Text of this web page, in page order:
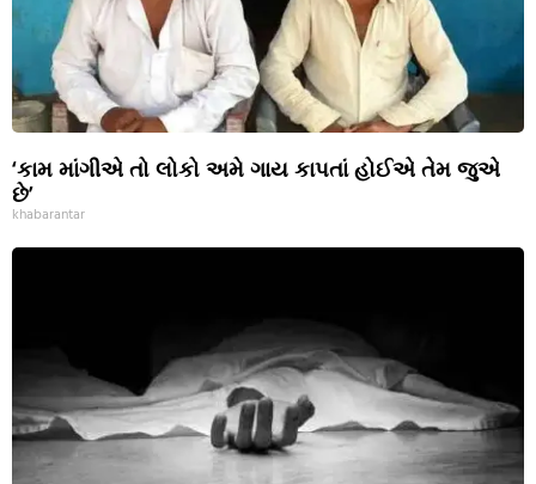
‘કામ માંગીએ તો લોકો અમે ગાય કાપતાં હોઈએ તેમ જુએ
છે’
khabarantar